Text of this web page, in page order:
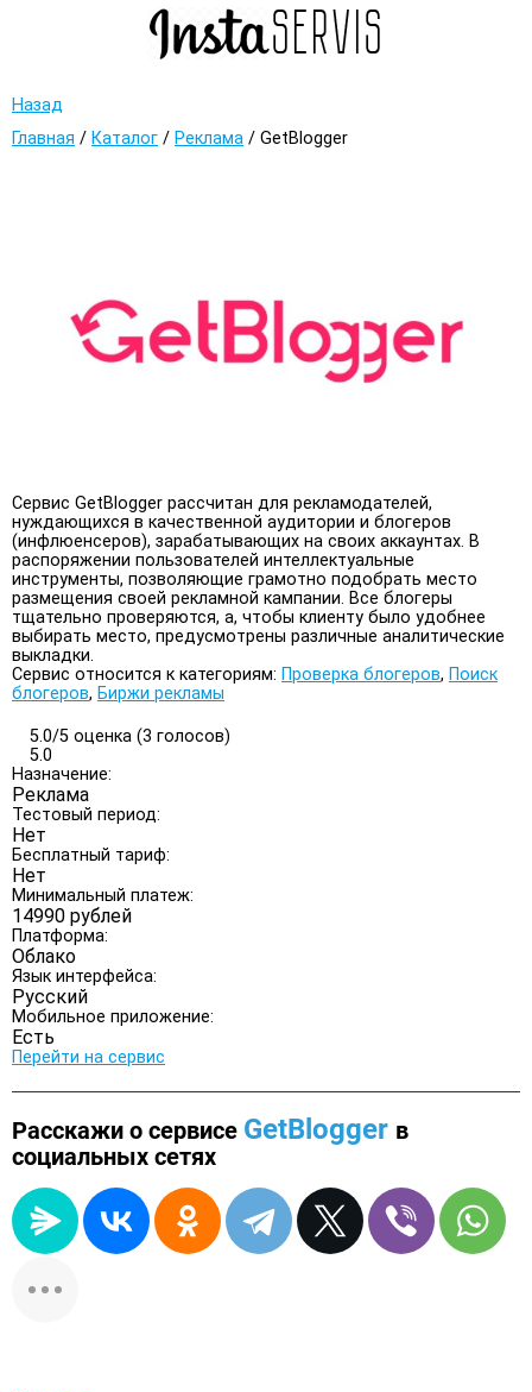
Назад
Главная / Каталог / Реклама / GetBlogger
Сервис GetBlogger рассчитан для рекламодателей,
нуждающихся в качественной аудитории и блогеров
(инфлюенсеров), зарабатывающих на своих аккаунтах. В
распоряжении пользователей интеллектуальные
инструменты, позволяющие грамотно подобрать место
размещения своей рекламной кампании. Все блогеры
тщательно проверяются, а, чтобы клиенту было удобнее
выбирать место, предусмотрены различные аналитические
выкладки.
Сервис относится к категориям: Проверка блогеров, Поиск
блогеров, Биржи рекламы
5.0/5 оценка (3 голосов)
5.0
Назначение:
Реклама
Тестовый период:
Нет
Бесплатный тариф:
Нет
Минимальный платеж:
14990 рублей
Платформа:
Облако
Язык интерфейса:
Русский
Мобильное приложение:
Есть
Перейти на сервис
Расскажи о сервисе GetBlogger в
социальных сетях